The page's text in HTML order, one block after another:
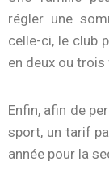
régler une
celle-ci, le club
en deux ou
Enfin, afin de
sport, un tarif
année pour la